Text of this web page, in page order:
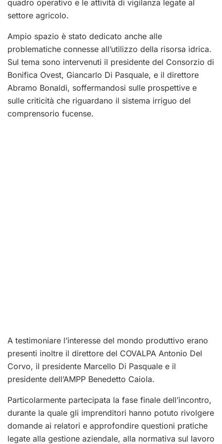
quadro operativo e le attività di vigilanza legate al
settore agricolo.
Ampio spazio è stato dedicato anche alle
problematiche connesse all’utilizzo della risorsa idrica.
Sul tema sono intervenuti il presidente del Consorzio di
Bonifica Ovest, Giancarlo Di Pasquale, e il direttore
Abramo Bonaldi, soffermandosi sulle prospettive e
sulle criticità che riguardano il sistema irriguo del
comprensorio fucense.
A testimoniare l’interesse del mondo produttivo erano
presenti inoltre il direttore del COVALPA Antonio Del
Corvo, il presidente Marcello Di Pasquale e il
presidente dell’AMPP Benedetto Caiola.
Particolarmente partecipata la fase finale dell’incontro,
durante la quale gli imprenditori hanno potuto rivolgere
domande ai relatori e approfondire questioni pratiche
legate alla gestione aziendale, alla normativa sul lavoro